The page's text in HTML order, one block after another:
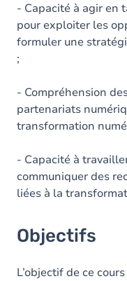
- Capacité à agir en
pour exploiter les
formuler une
;
- Compréhension
partenariats
transformation
- Capacité à
communiquer des
liées à la
Objectifs
L’objectif de ce